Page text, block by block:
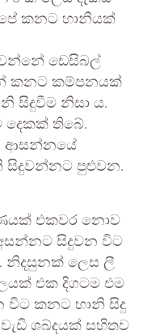
කනට හානියක්
ඩෙසිබල්
කනට කම්පනයක්
සිදුවීම නිසා ය.
දෙකක් තිබේ.
ආසන්නයේ
පුළුවන.
එකවර නොව
සිදුවන විට
නිදසුනක් ලෙස ලී
එක දිගටම එම
විට කනට හානි සිදු
ශබ්දයක් සහිතව